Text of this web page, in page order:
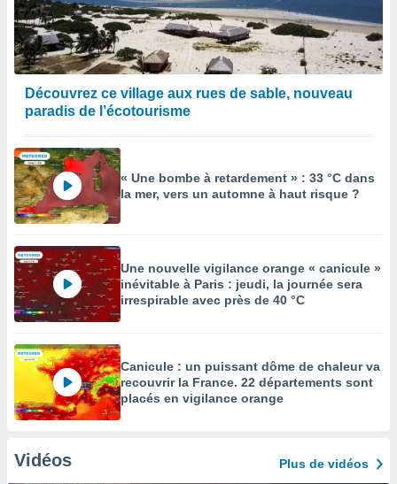
Découvrez ce village aux rues de sable, nouveau
paradis de l’écotourisme
« Une bombe à retardement » : 33 °C dans
la mer, vers un automne à haut risque ?
Une nouvelle vigilance orange « canicule »
inévitable à Paris : jeudi, la journée sera
irrespirable avec près de 40 °C
Canicule : un puissant dôme de chaleur va
recouvrir la France. 22 départements sont
placés en vigilance orange
Vidéos Plus de vidéos